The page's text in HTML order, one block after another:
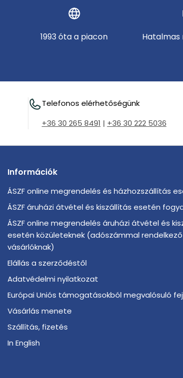
1993 óta a piacon
Telefonos elérhetőségünk
+36 30 265 8491 | +36 30 222 5036
Információk
ÁSZF online megrendelés és házhozszállítás
ÁSZF áruházi átvétel és kiszállítás esetén
ÁSZF online megrendelés áruházi átvétel és
esetén közületeknek (adószámmal rendelkező
vásárlóknak)
Elállás a szerződéstől
Adatvédelmi nyilatkozat
Európai Uniós támogatásokból megvalósuló
Vásárlás menete
Szállítás, fizetés
In English